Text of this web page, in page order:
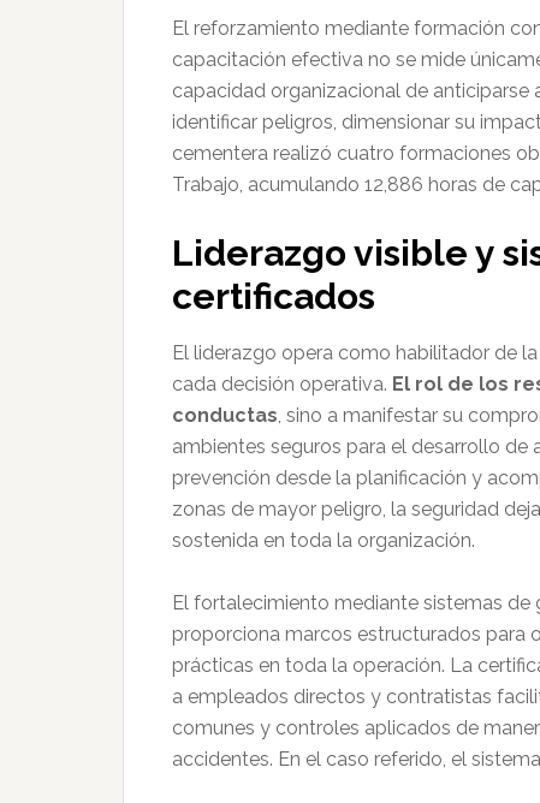
El reforzamiento mediante formación
capacitación efectiva no se mide
capacidad organizacional de
identificar peligros, dimensionar su
cementera realizó cuatro formaciones
Trabajo, acumulando 12,886 horas de
Liderazgo visible y
certificados
El liderazgo opera como habilitador de
cada decisión operativa. El rol de los
conductas, sino a manifestar su
ambientes seguros para el desarrollo de
prevención desde la planificación y
zonas de mayor peligro, la seguridad
sostenida en toda la organización.
El fortalecimiento mediante sistemas
proporciona marcos estructurados para
prácticas en toda la operación. La
a empleados directos y contratistas
comunes y controles aplicados de
accidentes. En el caso referido, el